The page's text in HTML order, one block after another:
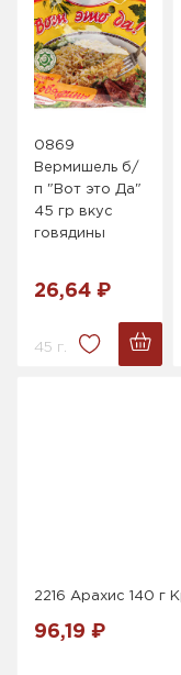
0869
Вермишель б/
п "Вот это Да"
45 гр вкус
говядины
26,64 ₽
45 г.
2216 Арахис 140 г
96,19 ₽